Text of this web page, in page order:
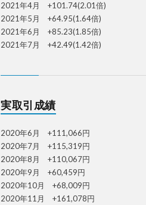
2021年4月 +101.74(2.01倍)
2021年5月 +64.95(1.64倍)
2021年6月 +85.23(1.85倍)
2021年7月 +42.49(1.42倍)
実取引成績
2020年6月 +111,066円
2020年7月 +115,319円
2020年8月 +110,067円
2020年9月 +60,459円
2020年10月 +68,009円
2020年11月 +161,078円